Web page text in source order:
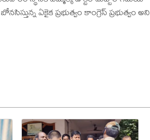
ఏకైక ప్రభుత్వం కాంగ్రెస్ ప్రభుత్వం అని